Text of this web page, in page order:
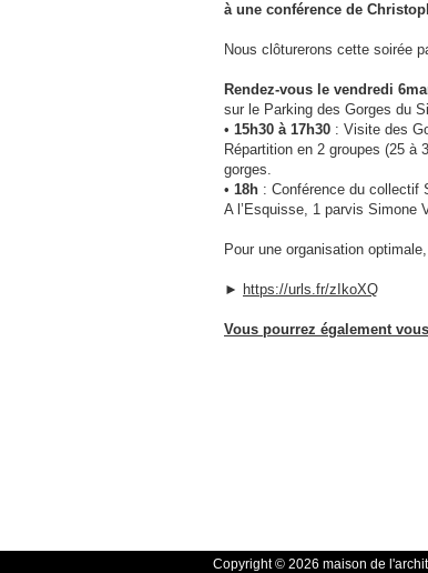
à une conférence de
Nous clôturerons cette soirée
Rendez-vous le vendredi
sur le Parking des Gorges du
• 15h30 à 17h30 : Visite des
Répartition en 2 groupes (25 à
gorges.
• 18h : Conférence du collectif
A l’Esquisse, 1 parvis Simone
Pour une organisation
► https://urls.fr/zIkoXQ
Vous pourrez également
Copyright © 2026 maison de